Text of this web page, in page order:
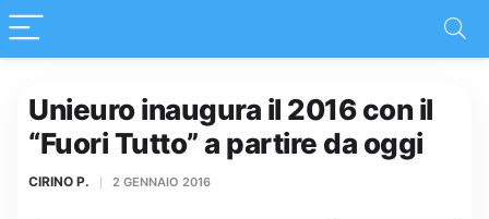
Unieuro inaugura il 2016 con il
“Fuori Tutto” a partire da oggi
CIRINO P. 2 GENNAIO 2016